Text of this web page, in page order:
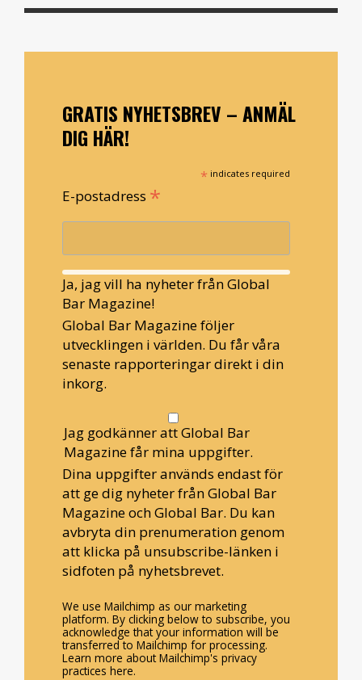
GRATIS NYHETSBREV – ANMÄL
DIG HÄR!
* indicates required
E-postadress *
Ja, jag vill ha nyheter från Global
Bar Magazine!
Global Bar Magazine följer
utvecklingen i världen. Du får våra
senaste rapporteringar direkt i din
inkorg.
Jag godkänner att Global Bar
Magazine får mina uppgifter.
Dina uppgifter används endast för
att ge dig nyheter från Global Bar
Magazine och Global Bar. Du kan
avbryta din prenumeration genom
att klicka på unsubscribe-länken i
sidfoten på nyhetsbrevet.
We use Mailchimp as our marketing
platform. By clicking below to subscribe, you
acknowledge that your information will be
transferred to Mailchimp for processing.
Learn more about Mailchimp's privacy
practices here.